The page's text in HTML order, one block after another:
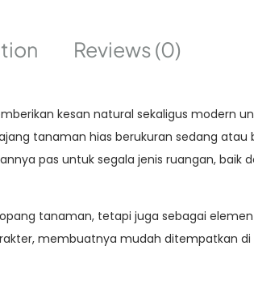
Reviews (0)
kesan natural sekaligus modern
tanaman hias berukuran sedang
pas untuk segala jenis ruangan, baik
tanaman, tetapi juga sebagai
membuatnya mudah ditempatkan di